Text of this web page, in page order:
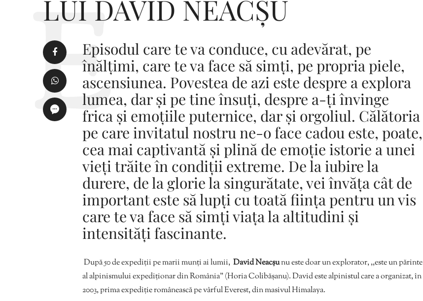
LUI DAVID NEACȘU
Episodul care te va conduce, cu adevărat, pe
înălțimi, care te va face să simți, pe propria piele,
ascensiunea. Povestea de azi este despre a explora
lumea, dar și pe tine însuți, despre a-ți învinge
frica și emoțiile puternice, dar și orgoliul. Călătoria
pe care invitatul nostru ne-o face cadou este, poate,
cea mai captivantă și plină de emoție istorie a unei
vieți trăite în condiții extreme. De la iubire la
durere, de la glorie la singurătate, vei învăța cât de
important este să lupți cu toată ființa pentru un vis
care te va face să simți viața la altitudini și
intensități fascinante.
După 50 de expediții pe marii munți ai lumii, David Neacșunu este doar un explorator, ,,este un părinte
al alpinismului expediționar din România” (Horia Colibășanu). David este alpinistul care a organizat, în
2003, prima expediție românească pe vârful Everest, din masivul Himalaya.